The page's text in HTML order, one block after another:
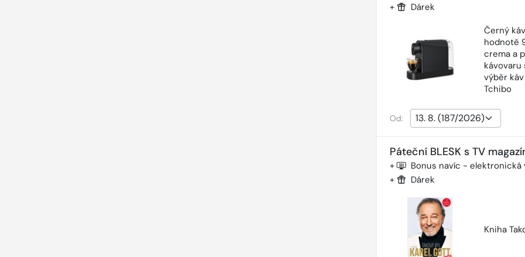
+
Dárek
Černý
hodnotě
crema a
kávovaru
výběr
Tchibo
Od:
Páteční BLESK s TV
+ Bonus navíc - elektronická
+ Dárek
Kniha